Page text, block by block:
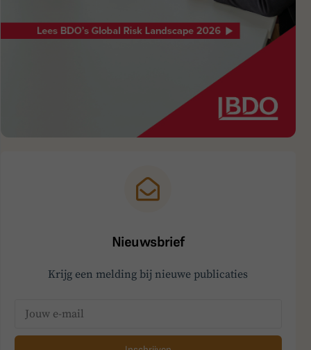
Nieuwsbrief
Krijg een melding bij nieuwe publicaties